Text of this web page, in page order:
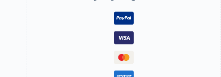
Adjustable
Cylindrical
Loupe
Magnifier
Of
Optical
Glass
Hd
With